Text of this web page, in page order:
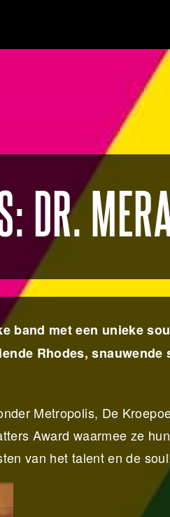
DR.
band met een unieke
Rhodes,
Metropolis, De
Award waarmee ze
van het talent en de